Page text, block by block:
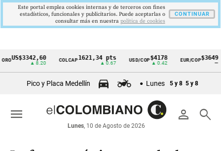
Cintillo
económicos
Colombia
COLCAP1621,34 pts USD/COP$4178
▲ 0.42
EUR/COP$3649
—
Pico y Placa Medellín Lunes 5 y 8 5 y 8
person search
Lunes, 10 de Agosto de 2026
menu
Este portal emplea cookies internas y de terceros con fines
estadísticos, funcionales y publicitarios. Puede aceptarlas o
consultar más en nuestra politica de cookies
CONTINUAR